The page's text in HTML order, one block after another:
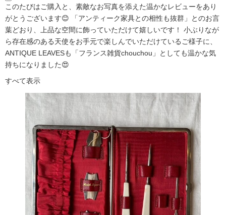
このたびはご購入と、素敵なお写真を添えた温かなレビューをあり
がとうございます😊 「アンティーク家具との相性も抜群」とのお言
葉どおり、上品な空間に飾っていただけて嬉しいです！ 小ぶりなが
ら存在感のある天使をお手元で楽しんでいただけているご様子に、
ANTIQUE LEAVESも「フランス雑貨chouchou」としても温かな気
持ちになりました😍
すべて表示